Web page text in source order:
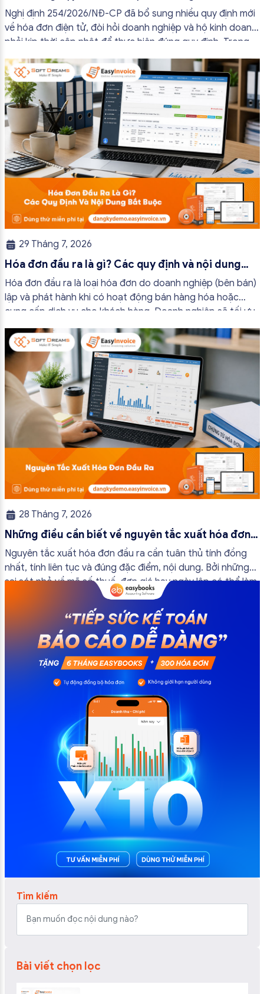
đủ nội dung từ 01/7/2026
Nghị định 254/2026/NĐ-CP đã bổ sung nhiều quy định mới
về hóa đơn điện tử, đòi hỏi doanh nghiệp và hộ kinh doanh
phải kịp thời cập nhật để thực hiện đúng quy định. Trong
bài viết này, hóa đơn điện tử EasyInvoice sẽ chia sẻ 13
trường hợp hóa đơn điện tử không cần […]
29 Tháng 7, 2026
Hóa đơn đầu ra là gì? Các quy định và nội dung
bắt buộc mới nhất
Hóa đơn đầu ra là loại hóa đơn do doanh nghiệp (bên bán)
lập và phát hành khi có hoạt động bán hàng hóa hoặc
cung cấp dịch vụ cho khách hàng. Doanh nghiệp sẽ tối ưu
quy trình vận hành và tránh được những án phạt hành
chính không đáng có nếu nắm rõ […]
28 Tháng 7, 2026
Những điều cần biết về nguyên tắc xuất hóa đơn
đầu ra
Nguyên tắc xuất hóa đơn đầu ra cần tuân thủ tính đồng
nhất, tính liên tục và đúng đặc điểm, nội dung. Bởi những
sai sót nhỏ về mã số thuế, đơn giá hay ngày lập có thể làm
ảnh hưởng đến quá trình quyết toán thuế của bạn. Kế
toán có thể tham khảo […]
Tìm kiếm
Bài viết chọn lọc